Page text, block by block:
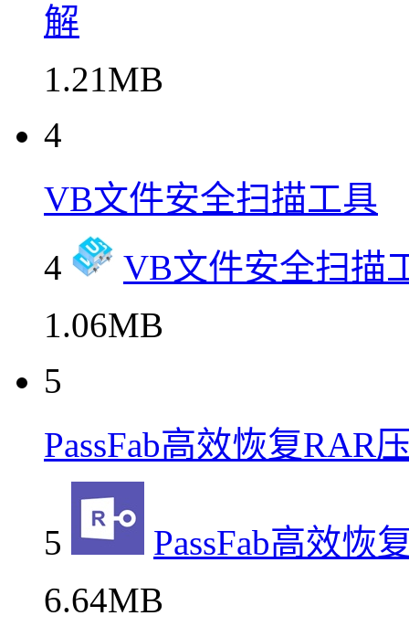
解
1.21MB
4
VB文件安全扫描工具
4
VB文件安全扫描
1.06MB
5
PassFab高效恢复RAR
5
PassFab高效恢
6.64MB